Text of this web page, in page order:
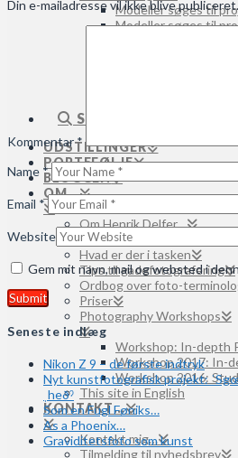
Modeller søges til
Modeller søges til
SEARCH
UDSTILLINGER
PORTEFØLJE
BLOGGEN
OM…
Om Henrik Delfer…
Mit fotostudie
Hvad er der i tasken
Tips til gadefotografering
Ordbog over foto-
Priser
Photography Workshops
Workshop: In-depth
Workshop 2017: In-
Workshop 2016:
This site in English
KONTAKT…
Kontakt mig…
Tilmelding til nyhedsbrev
Din e-mailadresse vil ikke blive publiceret.
Kommentar*
Name *
Email *
Website
Gem mit navn, mail og websted i
Seneste indlæg
Nikon Z 9 – de første indtryk
Nyt kunstfotografisk projekt:
ˌheðˀ
Som en Fugl Føniks…
As a Phoenix…
Graviditetsfoto som kunst